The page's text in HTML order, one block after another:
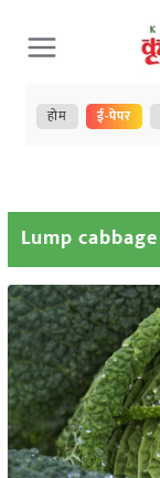
Skip
to
content
होम ई-पेपर
Lump cabbage